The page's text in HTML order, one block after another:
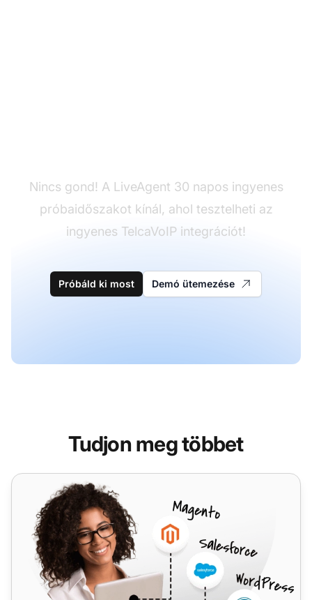
Nincs gond! A LiveAgent 30 napos ingyenes
próbaidőszakot kínál, ahol tesztelheti az
ingyenes TelcaVoIP integrációt!
Próbáld ki most Demó ütemezése
Tudjon meg többet
MultiTEL